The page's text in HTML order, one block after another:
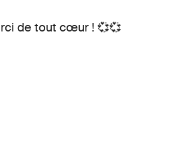
de tout cœur ! 💞💞